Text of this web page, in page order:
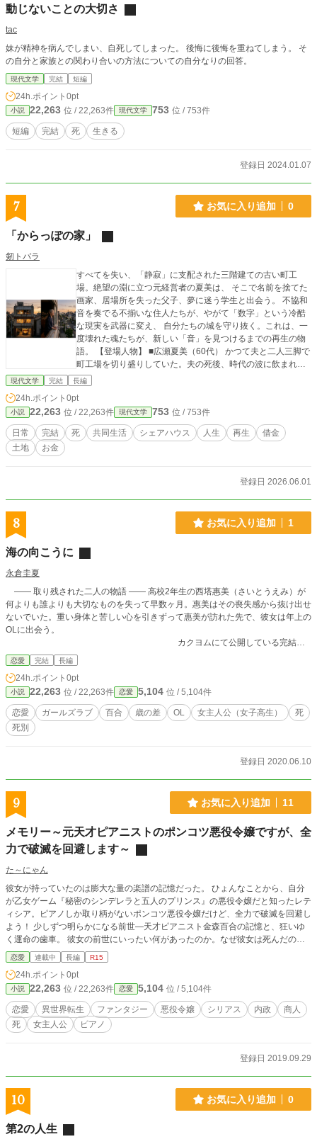
動じないことの大切さ
tac
妹が精神を病んでしまい、自死してしまった。 後悔に後悔を重ねてしまう。 そ
の自分と家族との関わり合いの方法についての自分なりの回答。
現代文学 完結 短編
24h.ポイント 0pt
小説 22,263 位 / 22,263件 現代文学 753 位 / 753件
短編 完結 死 生きる
登録日 2024.01.07
7 お気に入り追加 0
「からっぽの家」
剱トバラ
すべてを失い、「静寂」に支配された三階建ての古い町工
場。絶望の淵に立つ元経営者の夏美は、 そこで名前を捨てた
画家、居場所を失った父子、夢に迷う学生と出会う。 不協和
音を奏でる不揃いな住人たちが、やがて「数字」という冷酷
な現実を武器に変え、 自分たちの城を守り抜く。これは、一
度壊れた魂たちが、新しい「音」を見つけるまでの再生の物
語。 【登場人物】 ■広瀬夏美（60代） かつて夫と二人三脚で
町工場を切り盛りしていた。夫の死後、時代の波に飲まれ廃
業。娘夫婦とは仲違い。多額の負債と「三階建てのビル」だ
せたいとシェアハウスを始める。当初は、孤独の中で建物を
守ることだけに執着し、住人たちを「家賃を運んでくる数
字」としか見ていなかった。しかし、彼らと共に「カフェ＆
ギャラリー」を立ち上げる中で、かつての経営者としての情
所」へと変える真のリーダーへと成長していく。 ■伊勢／藤
て失踪。夏美のシェアハウスに入居。「名前なんてゴミだ」
と周囲を拒絶していたが、ここで暮らすうちに「誰かのため
在。 ■佐藤親子（50代） 大手食品会社の元・敏腕営業。リス
トラ後は再就職に失敗し続け、貯金も底をつき中学生の息
子・蓮（13歳）と共にこのシェアハウスへ流れ着いた。「自
が、ここで、得意の料理の腕を活かしたお弁当の販売を通じ
て、誰かを笑顔にする手応えを取り戻し、息子に対して誇れ
現代文学 完結 長編
24h.ポイント 0pt
小説 22,263 位 / 22,263件 現代文学 753 位 / 753件
日常 完結 死 共同生活 シェアハウス 人生 再生
借金
土地
お金
登録日 2026.06.01
8 お気に入り追加 1
海の向こうに
永倉圭夏
―― 取り残された二人の物語 ―― 高校2年生の西塔惠美（さいとうえみ）が
何よりも誰よりも大切なものを失って早数ヶ月。惠美はその喪失感から抜け出せ
ないでいた。重い身体と苦しい心を引きずって惠美が訪れた先で、彼女は年上の
OLに出会う。
カクヨムにて公開している完結済
みの小説です。 ガチ百合恋愛ものにつき耐性のない方にはお勧めできません。
男性は一名しか登場しません。若干の性的描写がありますが、指定が入るほどで
はないかと思います。
恋愛 完結 長編
24h.ポイント 0pt
小説 22,263 位 / 22,263件 恋愛 5,104 位 / 5,104件
恋愛 ガールズラブ 百合 歳の差 OL 女主人公（女子高生）
死
死別
登録日 2020.06.10
9 お気に入り追加 11
メモリー～元天才ピアニストのポンコツ悪役令嬢ですが、全
力で破滅を回避します～
た～にゃん
彼女が持っていたのは膨大な量の楽譜の記憶だった。 ひょんなことから、自分
が乙女ゲーム『秘密のシンデレラと五人のプリンス』の悪役令嬢だと知ったレテ
ィシア。ピアノしか取り柄がないポンコツ悪役令嬢だけど、全力で破滅を回避し
よう！ 少しずつ明らかになる前世―天才ピアニスト金森百合の記憶と、狂いゆ
く運命の歯車。 彼女の前世にいったい何があったのか。なぜ彼女は死んだの
か。そしてレティシアは、破滅を回避できるのか？！ 音楽をきっかけに前世と
今世が交錯する。乙女ゲームの異世界転生もの+微ミステリーです。 ※メモリー
（memory）には、「記憶」の他に「神経衰弱（トランプ）」の意味もありま
す。 ※作中に登場する歌詞及び詩篇は、全て作者（た～にゃん）による解釈・
翻訳です。 ☆毎日更新！（今のところ） ☆～10（それぞれの冬）までは、わり
とほのぼのなお話です。11（ヒロイン登場と白昼夢）からシリアス成分UP↑。
ミステリー風味もこの辺りから。幕間にヒントが散らばっています。 ☆階段落
をちょっぴり捻って入れてあります。めざせ！想像の斜め上(笑)
恋愛 連載中 長編 R15
24h.ポイント 0pt
小説 22,263 位 / 22,263件 恋愛 5,104 位 / 5,104件
恋愛 異世界転生 ファンタジー 悪役令嬢 シリアス 内政
商人
死
女主人公 ピアノ
登録日 2019.09.29
10 お気に入り追加 0
第2の人生